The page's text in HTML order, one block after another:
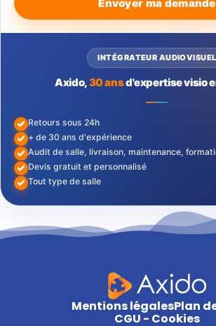
Axido,30 ansd'expertise visio
Retours sous 24h
Audit de salle, livraison, maintenance,
Devis gratuit et personnalisé
Tout type de salle
Mentions légales Plan
CGU - Cookies
Copyright 2026 © Tous droits réservés